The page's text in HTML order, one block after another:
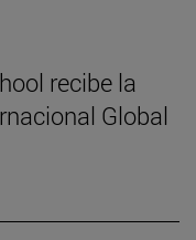
recibe la
Global